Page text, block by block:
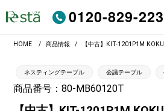
0120-829-223
HOME 商品情報 【中古】KIT-1201P1M KOKUYO(コクヨ) ネステ
ネスティングテーブル 会議テーブル
商品番号：80-MB60120T